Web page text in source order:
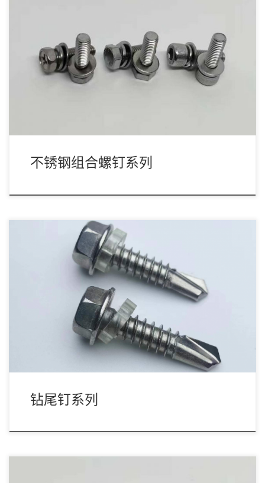
组合螺钉简介：
不锈钢组合螺钉系列
钻尾钉系列